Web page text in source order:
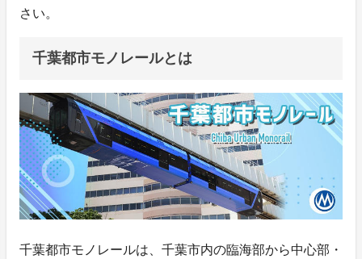
さい。
千葉都市モノレールとは
千葉都市モノレールは、千葉市内の臨海部から中心部・